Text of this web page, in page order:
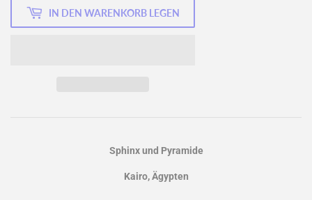
IN DEN WARENKORB LEGEN
Sphinx und Pyramide
Kairo, Ägypten